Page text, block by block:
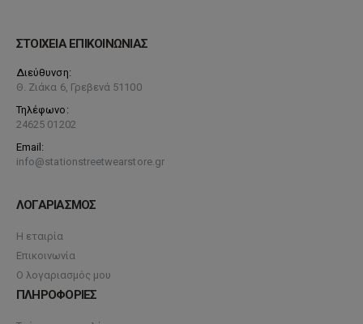
ΣΤΟΙΧΕΙΑ ΕΠΙΚΟΙΝΩΝΙΑΣ
Διεύθυνση:
Θ. Ζιάκα 6, Γρεβενά 51100
Τηλέφωνο:
24625 01202
Email:
info@stationstreetwearstore.gr
ΛΟΓΑΡΙΑΣΜΟΣ
Η εταιρία
Επικοινωνία
Ο λογαριασμός μου
ΠΛΗΡΟΦΟΡΙΕΣ